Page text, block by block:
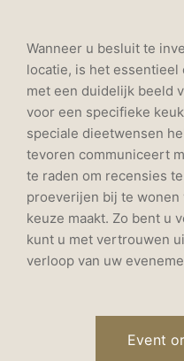
Wanneer u besluit te
locatie, is het
met een duidelijk beeld
voor een specifieke
speciale dieetwensen
tevoren communiceert
te raden om recensies
proeverijen bij te
keuze maakt. Zo bent u
kunt u met vertrouwen
verloop van uw
Event